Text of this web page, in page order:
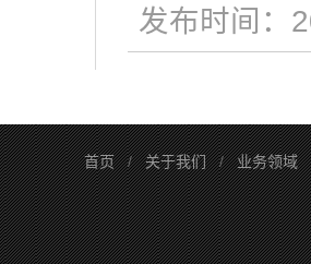
发布时间：
首页/关于我们/业务领域